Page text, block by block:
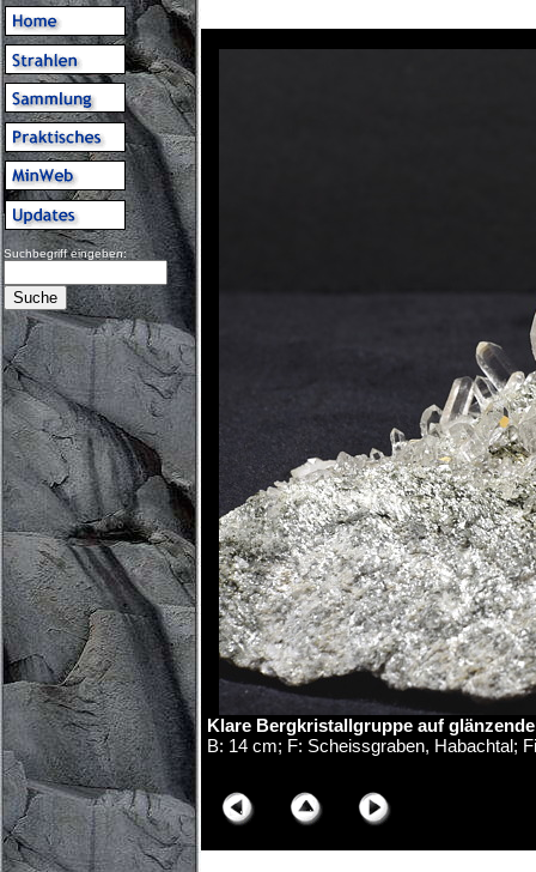
Suchbegriff eingeben:
Klare Bergkristallgruppe auf
B: 14 cm; F: Scheissgraben, Habachtal;